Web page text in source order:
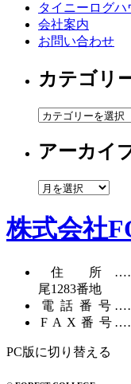
タイニーログハ
会社案内
お問い合わせ
カテゴリ
カ
ゴ
ー
アーカイ
ア
カ
イ
株式会社
住所
尾1283番地
電話番号
FAX番号
PC版に切り替える